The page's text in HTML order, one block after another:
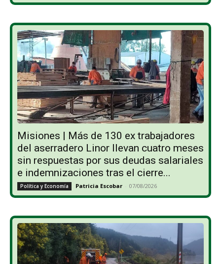
Misiones | Más de 130 ex trabajadores
del aserradero Linor llevan cuatro meses
sin respuestas por sus deudas salariales
e indemnizaciones tras el cierre...
Política y Economía Patricia Escobar - 07/08/2026